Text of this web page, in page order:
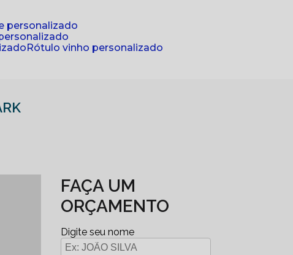
personalizado
rótulo vinho personalizado
FAÇA UM
ORÇAMENTO
Digite seu nome